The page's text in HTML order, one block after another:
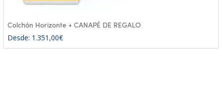
Colchón Horizonte + CANAPÉ DE REGALO
Desde: 1.351,00€